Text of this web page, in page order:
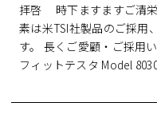
拝啓 時下ますますご清
素は米TSI社製品のご採用
す。 長くご愛顧・ご採用
フィットテスタ Model